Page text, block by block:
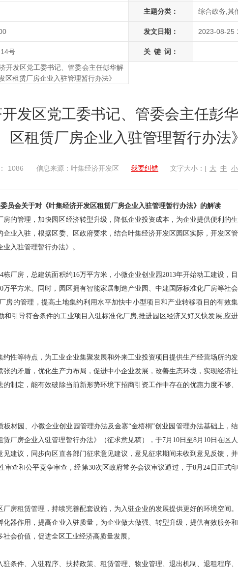
主题分类： 综合政务,其
发文日期： 2023-08-25
号 关 键 词：
开发区党工委书记、管委会主任彭华解
区租赁厂房企业入驻管理暂行办法》
发区党工委书记、管委会主任彭
区租赁厂房企业入驻管理暂行办法
1086 信息来源：叶集经济开发区 我要纠错 文字大小：[ 大 中 小
员会关于对《叶集经济开发区租赁厂房企业入驻管理暂行办法》的解读
房的管理，加快园区经济转型升级，降低企业投资成本，为企业提供便利的生
业入驻，根据区委、区政府要求，结合叶集经济开发区园区实际，开发区管
入驻管理暂行办法》。
厂房，总建筑面积约16万平方米，小微企业创业园2013年开始动工建设，目
万平方米。同时，园区拥有智能家居制造产业园、中建国际标准化厂房等社会
房的管理，提高土地集约利用水平加快中小型项目和产业转移项目的有效集
和引导符合条件的工业项目入驻标准化厂房,推进园区经济又好又快发展,应进
性等特点，为工业企业集聚发展和外来工业投资项目提供生产经营场所的发
的矛盾，优化生产力布局，促进中小企业发展，改善生态环境，实现经济社
制定，能有效破除当前新形势环境下招商引资工作中存在的优惠力度不够、
材园、小微企业创业园管理办法及金寨“金梧桐”创业园管理办法基础上，结
厂房企业入驻管理暂行办法》（征求意见稿），于7月10日至8月10日在区人
见建议，同步向区直各部门征求意见建议，意见征求期间未收到意见反馈，并
查和公平竞争审查，经第30次区政府常务会议审议通过，于8月24日正式印
房租赁管理，持续完善配套设施，为入驻企业的发展提供更好的环境空间。
器作用，提高企业入驻质量，为企业做大做强、转型升级，提供有效服务和
会价值，促进全区工业经济高质量发展。
条件、入驻程序、扶持政策、租赁管理、物业管理、退出机制、退租程序、